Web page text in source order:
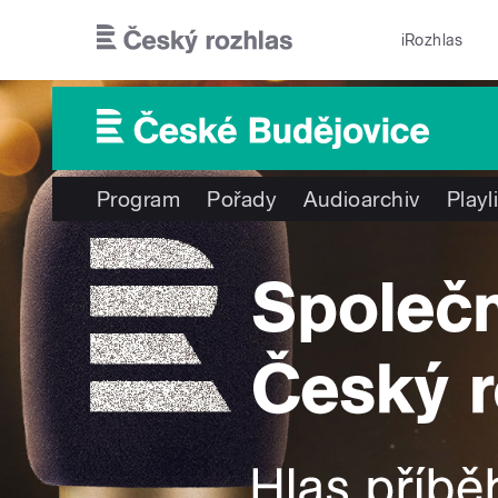
iRozhlas
Program Pořady Audioarchiv